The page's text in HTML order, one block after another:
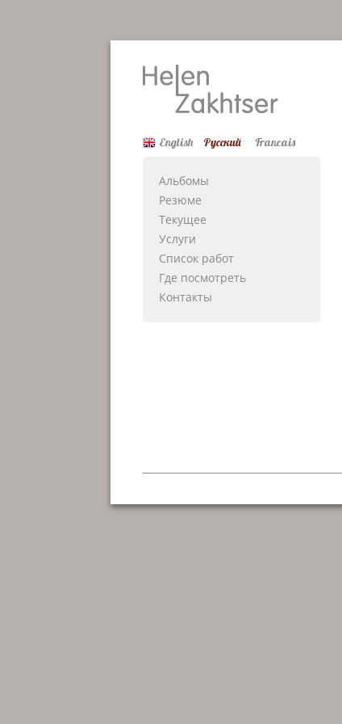
English Русский Francais
Альбомы
Резюме
Текущее
Услуги
Список работ
Где посмотреть
Контакты